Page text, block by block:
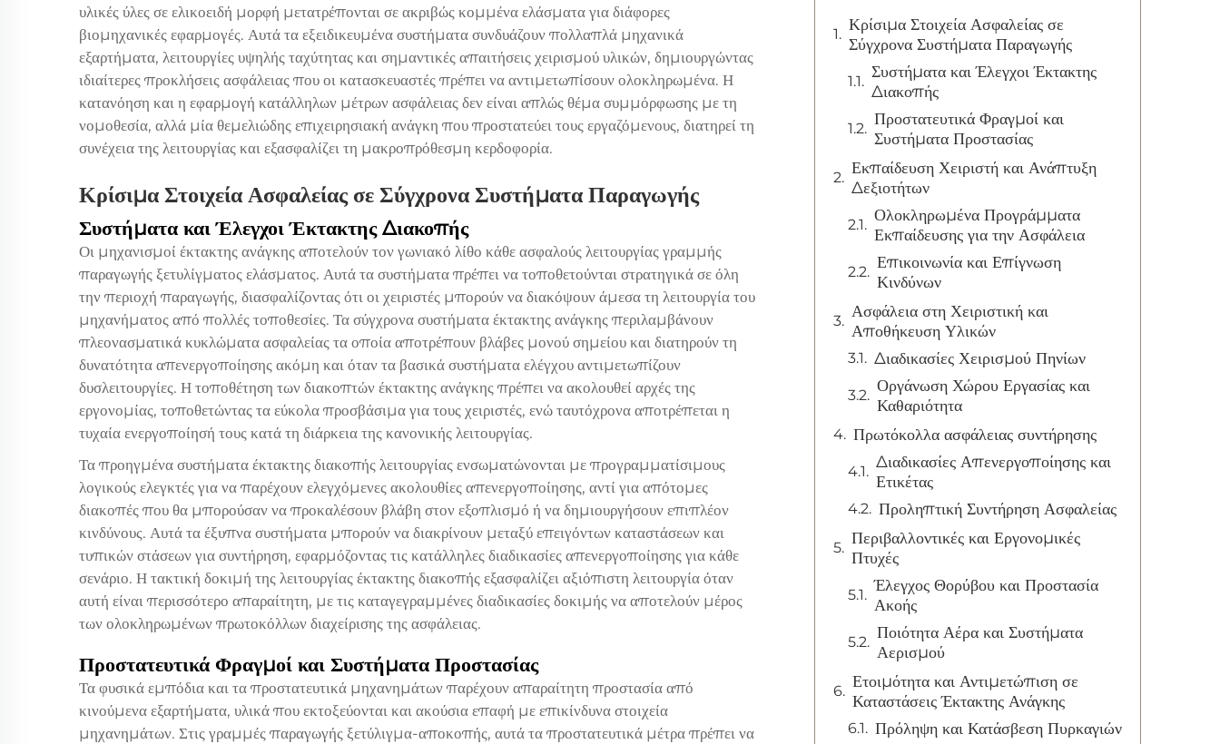
υλικές ύλες σε ελικοειδή μορφή μετατρέπονται σε ακριβώς κομμένα ελάσματα για διάφορες
βιομηχανικές εφαρμογές. Αυτά τα εξειδικευμένα συστήματα συνδυάζουν πολλαπλά μηχανικά
εξαρτήματα, λειτουργίες υψηλής ταχύτητας και σημαντικές απαιτήσεις χειρισμού υλικών, δημιουργώντας
ιδιαίτερες προκλήσεις ασφάλειας που οι κατασκευαστές πρέπει να αντιμετωπίσουν ολοκληρωμένα. Η
κατανόηση και η εφαρμογή κατάλληλων μέτρων ασφάλειας δεν είναι απλώς θέμα συμμόρφωσης με τη
νομοθεσία, αλλά μία θεμελιώδης επιχειρησιακή ανάγκη που προστατεύει τους εργαζόμενους, διατηρεί τη
συνέχεια της λειτουργίας και εξασφαλίζει τη μακροπρόθεσμη κερδοφορία.
Κρίσιμα Στοιχεία Ασφαλείας σε Σύγχρονα Συστήματα Παραγωγής
Συστήματα και Έλεγχοι Έκτακτης Διακοπής
Οι μηχανισμοί έκτακτης ανάγκης αποτελούν τον γωνιακό λίθο κάθε ασφαλούς λειτουργίας γραμμής
παραγωγής ξετυλίγματος ελάσματος. Αυτά τα συστήματα πρέπει να τοποθετούνται στρατηγικά σε όλη
την περιοχή παραγωγής, διασφαλίζοντας ότι οι χειριστές μπορούν να διακόψουν άμεσα τη λειτουργία του
μηχανήματος από πολλές τοποθεσίες. Τα σύγχρονα συστήματα έκτακτης ανάγκης περιλαμβάνουν
πλεονασματικά κυκλώματα ασφαλείας τα οποία αποτρέπουν βλάβες μονού σημείου και διατηρούν τη
δυνατότητα απενεργοποίησης ακόμη και όταν τα βασικά συστήματα ελέγχου αντιμετωπίζουν
δυσλειτουργίες. Η τοποθέτηση των διακοπτών έκτακτης ανάγκης πρέπει να ακολουθεί αρχές της
εργονομίας, τοποθετώντας τα εύκολα προσβάσιμα για τους χειριστές, ενώ ταυτόχρονα αποτρέπεται η
τυχαία ενεργοποίησή τους κατά τη διάρκεια της κανονικής λειτουργίας.
Τα προηγμένα συστήματα έκτακτης διακοπής λειτουργίας ενσωματώνονται με προγραμματίσιμους
λογικούς ελεγκτές για να παρέχουν ελεγχόμενες ακολουθίες απενεργοποίησης, αντί για απότομες
διακοπές που θα μπορούσαν να προκαλέσουν βλάβη στον εξοπλισμό ή να δημιουργήσουν επιπλέον
κινδύνους. Αυτά τα έξυπνα συστήματα μπορούν να διακρίνουν μεταξύ επειγόντων καταστάσεων και
τυπικών στάσεων για συντήρηση, εφαρμόζοντας τις κατάλληλες διαδικασίες απενεργοποίησης για κάθε
σενάριο. Η τακτική δοκιμή της λειτουργίας έκτακτης διακοπής εξασφαλίζει αξιόπιστη λειτουργία όταν
αυτή είναι περισσότερο απαραίτητη, με τις καταγεγραμμένες διαδικασίες δοκιμής να αποτελούν μέρος
των ολοκληρωμένων πρωτοκόλλων διαχείρισης της ασφάλειας.
Προστατευτικά Φραγμοί και Συστήματα Προστασίας
Τα φυσικά εμπόδια και τα προστατευτικά μηχανημάτων παρέχουν απαραίτητη προστασία από
κινούμενα εξαρτήματα, υλικά που εκτοξεύονται και ακούσια επαφή με επικίνδυνα στοιχεία
μηχανημάτων. Στις γραμμές παραγωγής ξετύλιγμα-αποκοπής, αυτά τα προστατευτικά μέτρα πρέπει να
Κρίσιμα Στοιχεία Ασφαλείας σε
Σύγχρονα Συστήματα Παραγωγής
Συστήματα και Έλεγχοι Έκτακτης
Διακοπής
Προστατευτικά Φραγμοί και
Συστήματα Προστασίας
Εκπαίδευση Χειριστή και Ανάπτυξη
Δεξιοτήτων
Ολοκληρωμένα Προγράμματα
Εκπαίδευσης για την Ασφάλεια
Επικοινωνία και Επίγνωση
Κινδύνων
Ασφάλεια στη Χειριστική και
Αποθήκευση Υλικών
Διαδικασίες Χειρισμού Πηνίων
Οργάνωση Χώρου Εργασίας και
Καθαριότητα
Πρωτόκολλα ασφάλειας συντήρησης
Διαδικασίες Απενεργοποίησης και
Ετικέτας
Προληπτική Συντήρηση Ασφαλείας
Περιβαλλοντικές και Εργονομικές
Πτυχές
Έλεγχος Θορύβου και Προστασία
Ακοής
Ποιότητα Αέρα και Συστήματα
Αερισμού
Ετοιμότητα και Αντιμετώπιση σε
Καταστάσεις Έκτακτης Ανάγκης
Πρόληψη και Κατάσβεση Πυρκαγιών